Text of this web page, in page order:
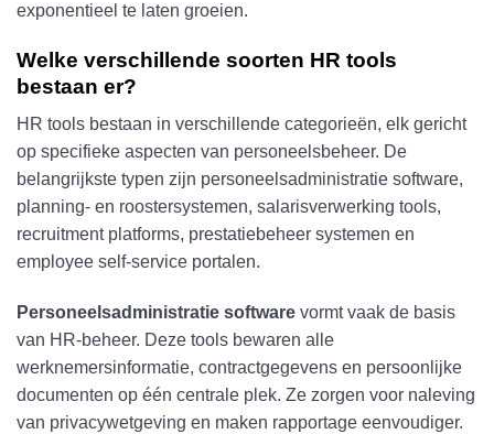
exponentieel te laten groeien.
Welke verschillende soorten HR tools
bestaan er?
HR tools bestaan in verschillende categorieën, elk gericht
op specifieke aspecten van personeelsbeheer. De
belangrijkste typen zijn personeelsadministratie software,
planning- en roostersystemen, salarisverwerking tools,
recruitment platforms, prestatiebeheer systemen en
employee self-service portalen.
Personeelsadministratie software vormt vaak de basis
van HR-beheer. Deze tools bewaren alle
werknemersinformatie, contractgegevens en persoonlijke
documenten op één centrale plek. Ze zorgen voor naleving
van privacywetgeving en maken rapportage eenvoudiger.